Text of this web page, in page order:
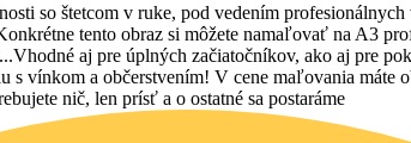
so štetcom v ruke, pod vedením
tento obraz si môžete namaľovať na A3
aj pre úplných začiatočníkov, ako aj pre
vínkom a občerstvením! V cene maľovania máte
nič, len prísť a o ostatné sa postaráme